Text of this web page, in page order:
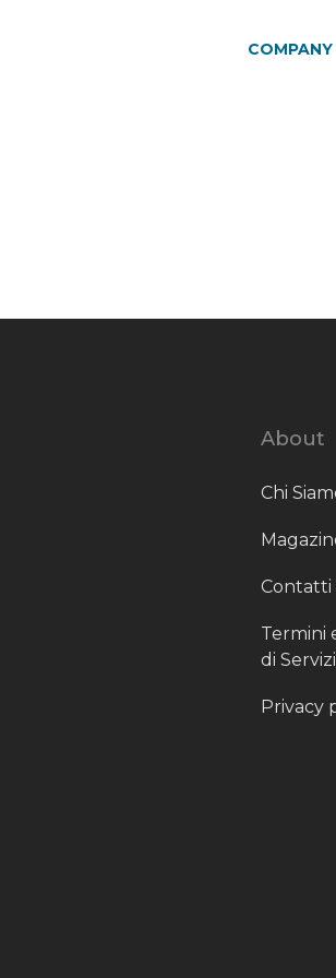
COMPANY
About
Chi
Contatti
Termini
di
Privacy